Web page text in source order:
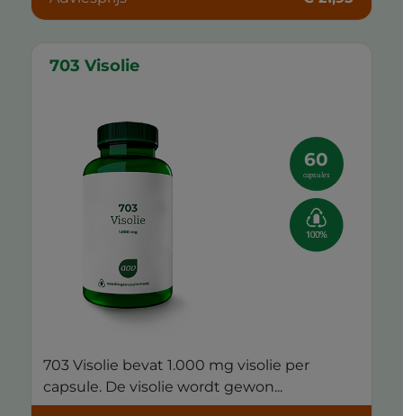
703 Visolie
60
capsules
703 Visolie bevat 1.000 mg visolie per
capsule. De visolie wordt gewon...